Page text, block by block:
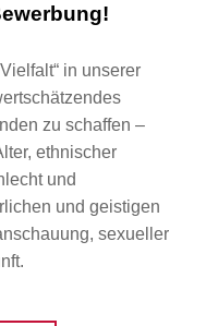
in unserer
zu schaffen –
ethnischer
und
und geistigen
sexueller